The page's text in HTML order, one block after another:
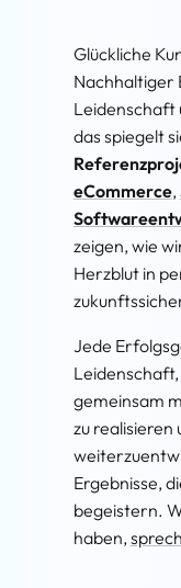
Glückliche
Nachhaltiger
Leidenschaft
das spiegelt
eCommerce,
zeigen, wie
Herzblut in
Jede
gemeinsam
zu realisieren
Ergebnisse,
begeistern.
haben,